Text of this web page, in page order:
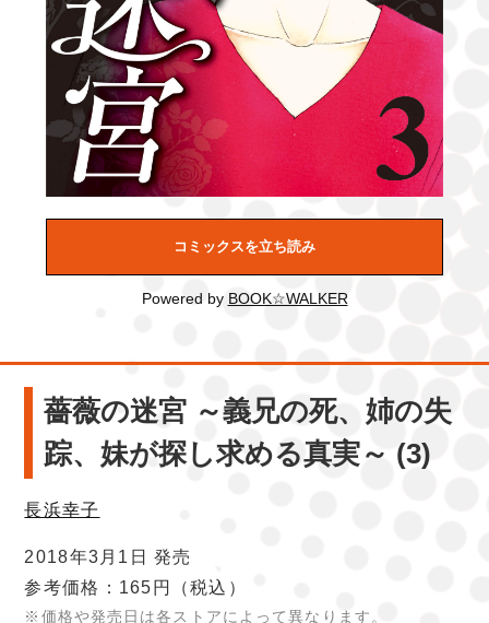
コミックスを立ち読み
Powered by BOOK☆WALKER
薔薇の迷宮 ～義兄の死、姉の失
踪、妹が探し求める真実～ (3)
長浜幸子
2018年3月1日 発売
参考価格：165円
（税込）
※価格や発売日は各ストアによって異なります。